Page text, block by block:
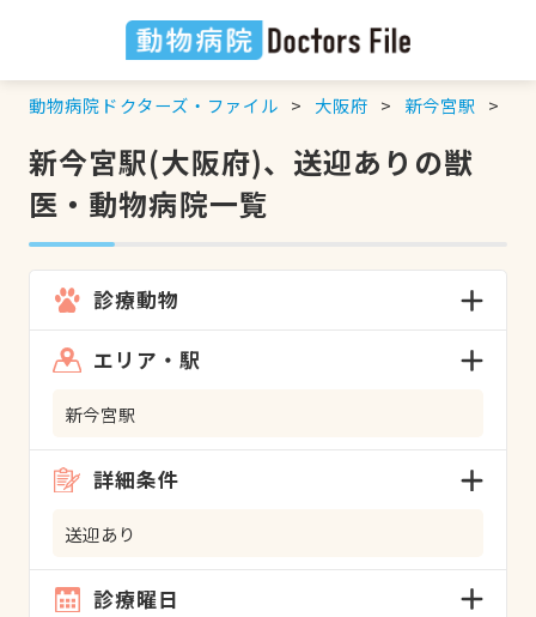
動物病院ドクターズ・ファイル 大阪府 新今宮駅
新今宮駅(大阪府)、送迎ありの獣
医・動物病院一覧
診療動物
エリア・駅
新今宮駅
詳細条件
送迎あり
診療曜日